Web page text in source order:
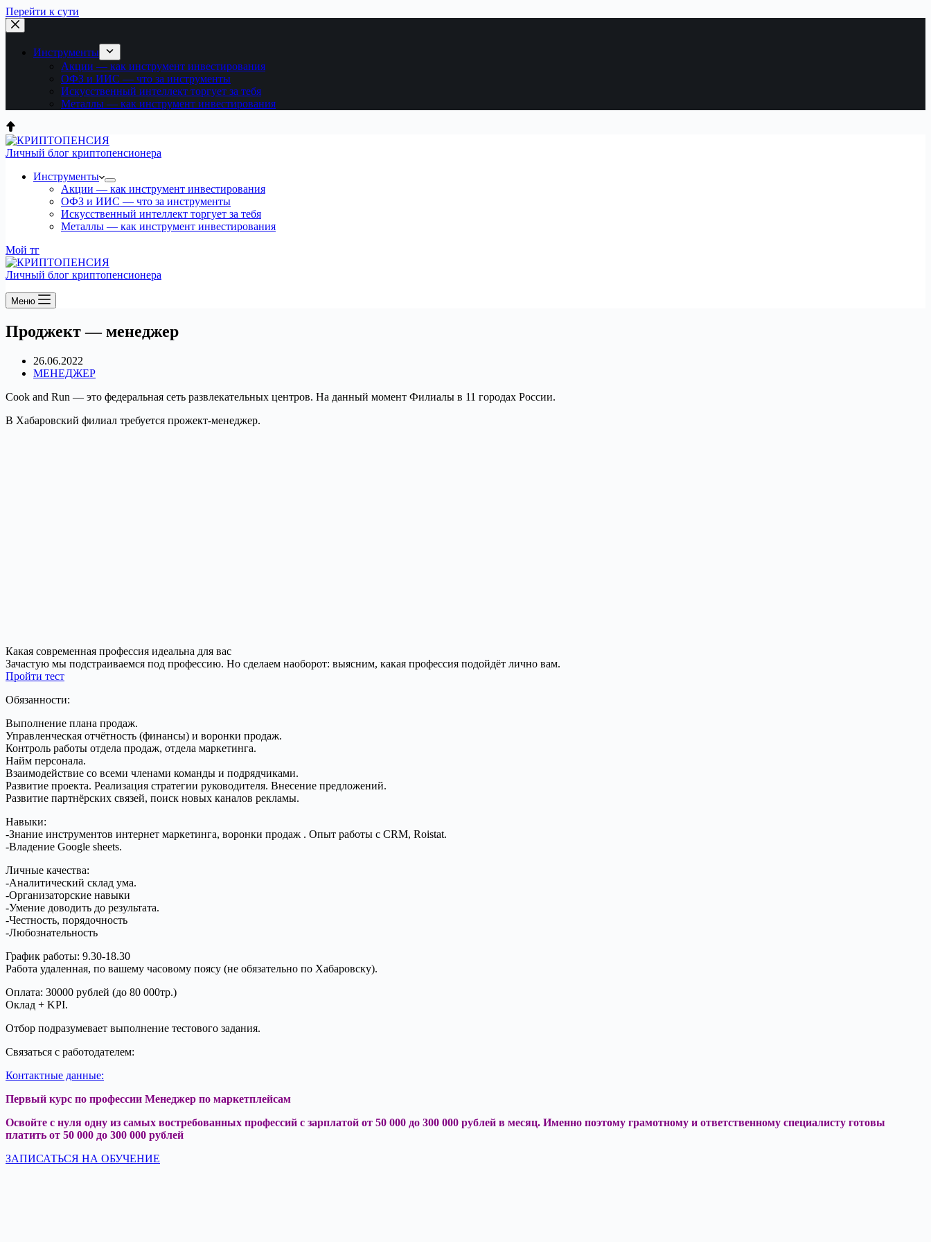
Перейти к сути
Инструменты
Акции — как инструмент инвестирования
ОФЗ и ИИС — что за инструменты
Искусственный интеллект торгует за тебя
Металлы — как инструмент инвестирования
Личный блог криптопенсионера
Инструменты
Акции — как инструмент инвестирования
ОФЗ и ИИС — что за инструменты
Искусственный интеллект торгует за тебя
Металлы — как инструмент инвестирования
Мой тг
Личный блог криптопенсионера
Меню
Проджект — менеджер
26.06.2022
МЕНЕДЖЕР
Cook and Run — это федеральная сеть развлекательных центров. На данный момент Филиалы в 11 городах России.
В Хабаровский филиал требуется прожект-менеджер.
Какая современная профессия идеальна для вас
Зачастую мы подстраиваемся под профессию. Но сделаем наоборот: выясним, какая профессия подойдёт лично вам.
Пройти тест
Обязанности:
Выполнение плана продаж.
Управленческая отчётность (финансы) и воронки продаж.
Контроль работы отдела продаж, отдела маркетинга.
Найм персонала.
Взаимодействие со всеми членами команды и подрядчиками.
Развитие проекта. Реализация стратегии руководителя. Внесение предложений.
Развитие партнёрских связей, поиск новых каналов рекламы.
Навыки:
-Знание инструментов интернет маркетинга, воронки продаж . Опыт работы с CRM, Roistat.
-Владение Google sheets.
Личные качества:
-Аналитический склад ума.
-Организаторские навыки
-Умение доводить до результата.
-Честность, порядочность
-Любознательность
График работы: 9.30-18.30
Работа удаленная, по вашему часовому поясу (не обязательно по Хабаровску).
Оплата: 30000 рублей (до 80 000тр.)
Оклад + KPI.
Отбор подразумевает выполнение тестового задания.
Связаться с работодателем:
Контактные данные:
Первый курс по профессии Менеджер по маркетплейсам
Освойте с нуля одну из самых востребованных профессий с зарплатой от 50 000 до 300 000 рублей в месяц. Именно поэтому грамотному и ответственному специалисту готовы
платить от 50 000 до 300 000 рублей
ЗАПИСАТЬСЯ НА ОБУЧЕНИЕ